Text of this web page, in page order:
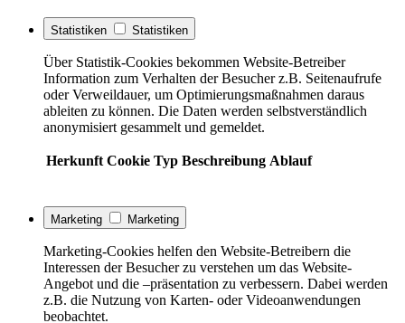
Statistiken Statistiken
Über Statistik-Cookies bekommen Website-Betreiber
Information zum Verhalten der Besucher z.B. Seitenaufrufe
oder Verweildauer, um Optimierungsmaßnahmen daraus
ableiten zu können. Die Daten werden selbstverständlich
anonymisiert gesammelt und gemeldet.
Herkunft Cookie Typ Beschreibung Ablauf
Marketing Marketing
Marketing-Cookies helfen den Website-Betreibern die
Interessen der Besucher zu verstehen um das Website-
Angebot und die –präsentation zu verbessern. Dabei werden
z.B. die Nutzung von Karten- oder Videoanwendungen
beobachtet.